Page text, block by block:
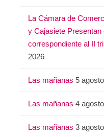
La Cámara de
y Cajasiete
correspondiente al II
2026
Las mañanas 5
Las mañanas 4
Las mañanas 3